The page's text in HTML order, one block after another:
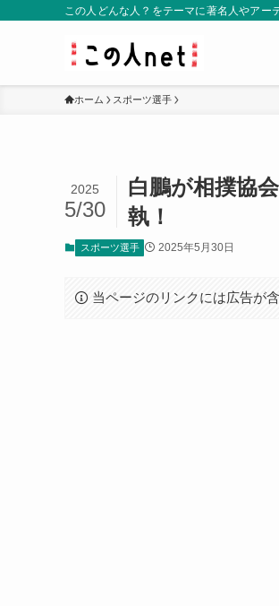
この人どんな人？をテーマに著名人やアー
ホーム スポーツ選手
白鵬が相撲協
執！
2025
5/30
スポーツ選手 2025年5月30日
当ページのリンクには広告が